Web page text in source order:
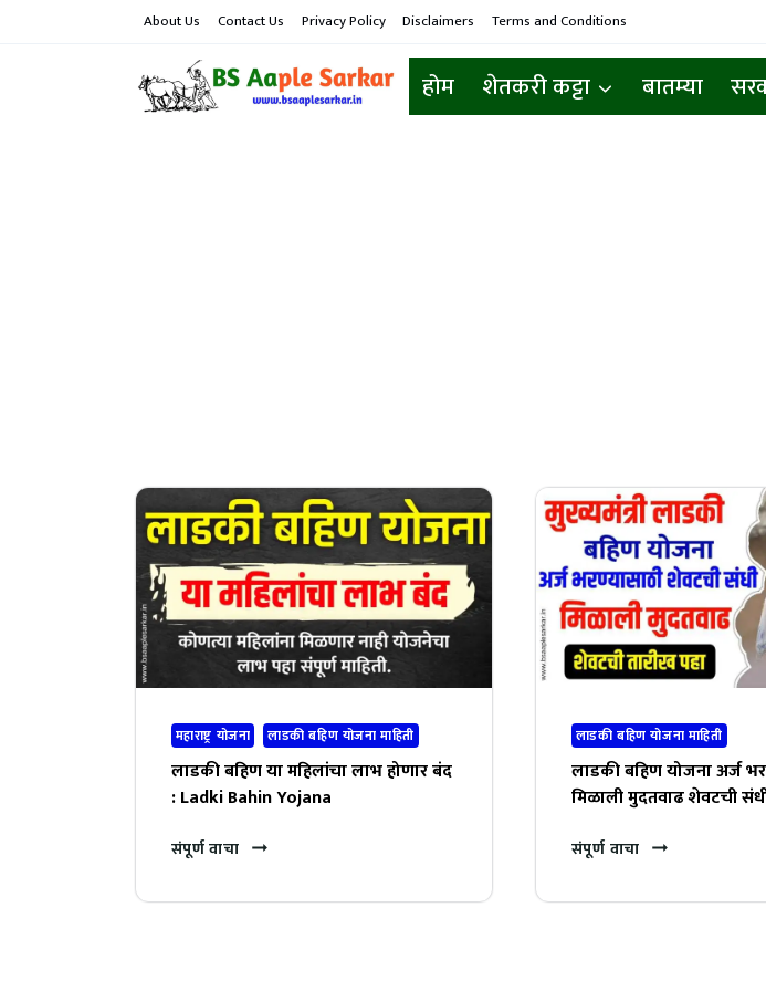
About Us Contact Us Privacy Policy Disclaimers Terms and Conditions
होम शेतकरी कट्टा बातम्या
महाराष्ट्र योजना लाडकी बहिण योजना माहिती
लाडकी बहिण या महिलांचा लाभ होणार बंद
: Ladki Bahin Yojana
संपूर्ण वाचा
लाडकी बहिण योजना माहिती
लाडकी बहिण योजना अर्ज
मिळाली मुदतवाढ शेवटची
संपूर्ण वाचा